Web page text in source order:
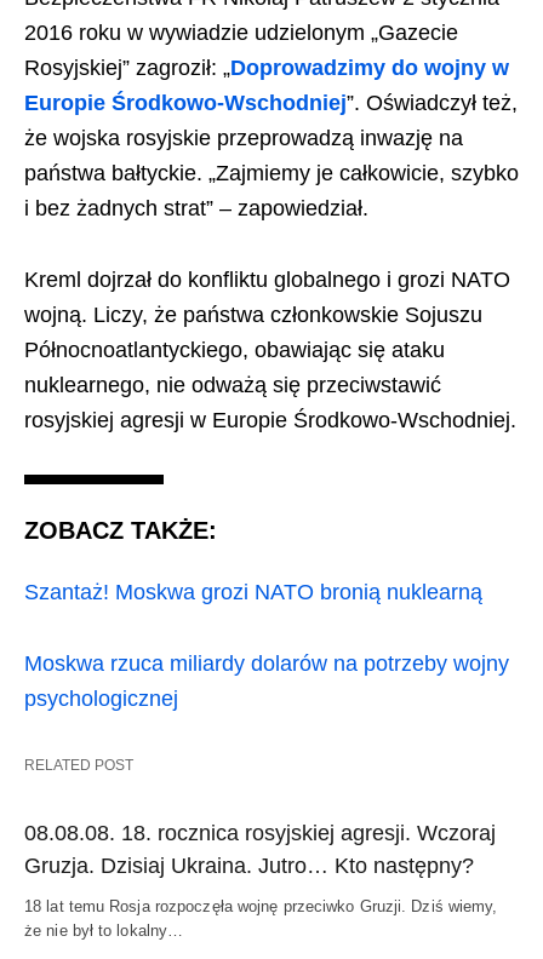
2016 roku w wywiadzie udzielonym „Gazecie
Rosyjskiej” zagroził: „Doprowadzimy do wojny w
Europie Środkowo-Wschodniej”. Oświadczył też,
że wojska rosyjskie przeprowadzą inwazję na
państwa bałtyckie. „Zajmiemy je całkowicie, szybko
i bez żadnych strat” – zapowiedział.
Kreml dojrzał do konfliktu globalnego i grozi NATO
wojną. Liczy, że państwa członkowskie Sojuszu
Północnoatlantyckiego, obawiając się ataku
nuklearnego, nie odważą się przeciwstawić
rosyjskiej agresji w Europie Środkowo-Wschodniej.
ZOBACZ TAKŻE:
Szantaż! Moskwa grozi NATO bronią nuklearną
Moskwa rzuca miliardy dolarów na potrzeby wojny
psychologicznej
RELATED POST
08.08.08. 18. rocznica rosyjskiej agresji. Wczoraj
Gruzja. Dzisiaj Ukraina. Jutro… Kto następny?
18 lat temu Rosja rozpoczęła wojnę przeciwko Gruzji. Dziś wiemy,
że nie był to lokalny…